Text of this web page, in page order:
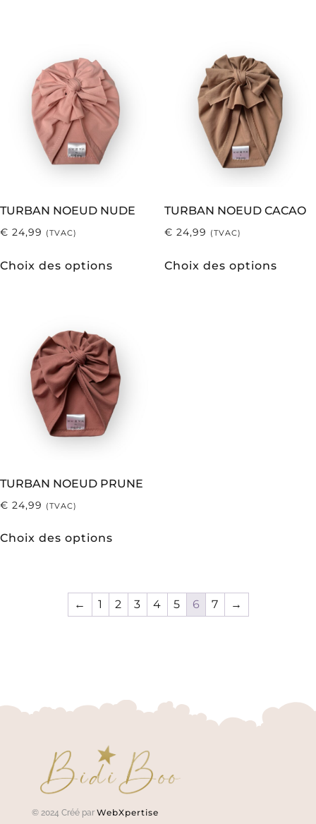
TURBAN NOEUD NUDE
€ 24,99 (TVAC)
Choix des options
TURBAN NOEUD CACAO
€ 24,99 (TVAC)
Choix des options
TURBAN NOEUD PRUNE
€ 24,99 (TVAC)
Choix des options
← 1 2 3 4 5 6 7 →
© 2024 Créé par WebXpertise